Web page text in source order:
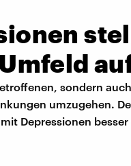
sondern
umzugehen.
Depressionen